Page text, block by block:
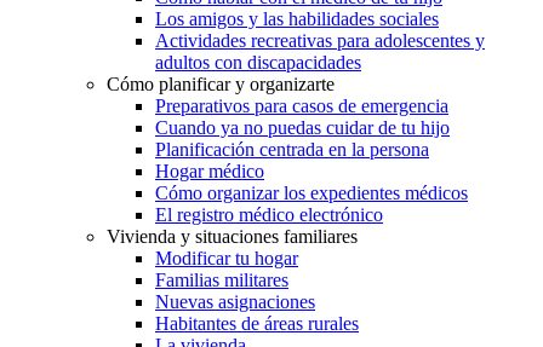
Los amigos y las habilidades sociales
Actividades recreativas para adolescentes y
adultos con discapacidades
Cómo planificar y organizarte
Preparativos para casos de emergencia
Cuando ya no puedas cuidar de tu hijo
Planificación centrada en la persona
Hogar médico
Cómo organizar los expedientes médicos
El registro médico electrónico
Vivienda y situaciones familiares
Modificar tu hogar
Familias militares
Nuevas asignaciones
Habitantes de áreas rurales